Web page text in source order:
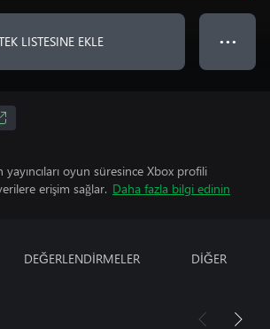
LISTESINE EKLE ● ● ●
yayıncıları oyun süresince Xbox profili
erişim sağlar. Daha fazla bilgi edinin
DEĞERLENDİRMELER DİĞER